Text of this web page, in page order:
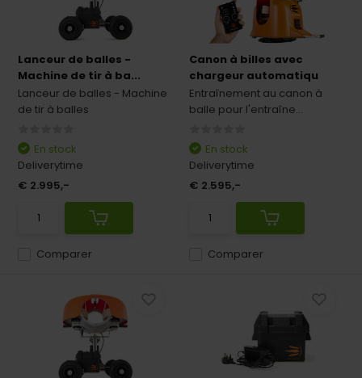
Lanceur de balles -
Machine de tir à ba...
Lanceur de balles - Machine
de tir à balles
Comparer
En stock
Deliverytime
€ 2.995,-
Canon à billes avec
chargeur automatiqu
Entraînement au canon à
balle pour l'entraîne...
Comparer
En stock
Deliverytime
€ 2.595,-